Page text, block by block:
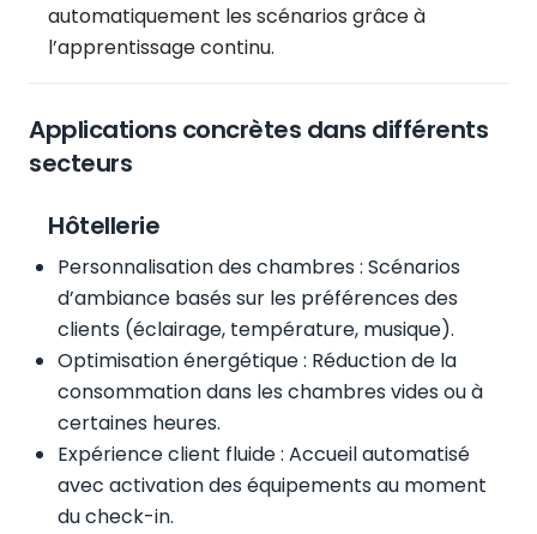
automatiquement les scénarios grâce à
l’apprentissage continu.
Applications concrètes dans différents
secteurs
Hôtellerie
Personnalisation des chambres : Scénarios
d’ambiance basés sur les préférences des
clients (éclairage, température, musique).
Optimisation énergétique : Réduction de la
consommation dans les chambres vides ou à
certaines heures.
Expérience client fluide : Accueil automatisé
avec activation des équipements au moment
du check-in.